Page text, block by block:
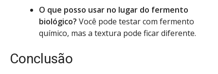
O que posso usar no lugar do fermento
biológico? Você pode testar com fermento
químico, mas a textura pode ficar diferente.
Conclusão